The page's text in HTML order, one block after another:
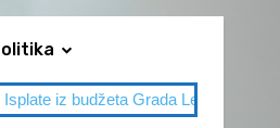
Grada Leskovca SVADBA IM